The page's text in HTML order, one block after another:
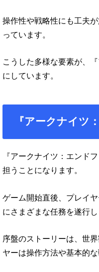
操作性や戦略性にも工夫
っています。
こうした多様な要素が、
にしています。
『アークナイツ
『アークナイツ：エンド
担うことになります。
ゲーム開始直後、プレイ
にさまざまな任務を遂行し
序盤のストーリーは、世
ヤーは操作方法や基本的